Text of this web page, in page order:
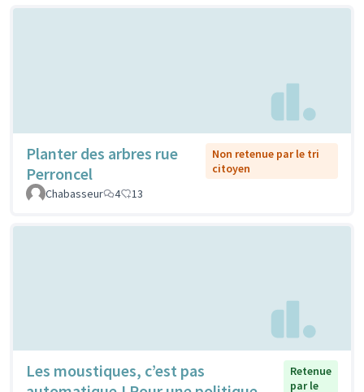
Planter des arbres rue
Perroncel
Non retenue par le tri
citoyen
Chabasseur
4 13
Les moustiques, c’est pas
Retenue
par le